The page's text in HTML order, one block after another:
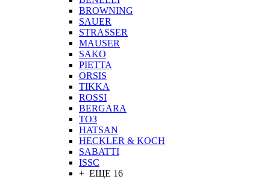
BROWNING
SAUER
STRASSER
MAUSER
SAKO
PIETTA
ORSIS
TIKKA
ROSSI
BERGARA
ТОЗ
HATSAN
HECKLER & KOCH
SABATTI
ISSC
+ ЕЩЕ 16